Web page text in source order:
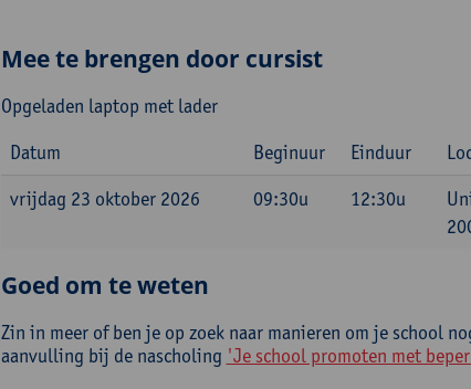
Mee te brengen door cursist
Opgeladen laptop met lader
Datum
Beginuur Einduur
vrijdag 23 oktober 2026
09:30u 12:30u
Goed om te weten
Zin in meer of ben je op zoek naar manieren om je school
aanvulling bij de nascholing 'Je school promoten met